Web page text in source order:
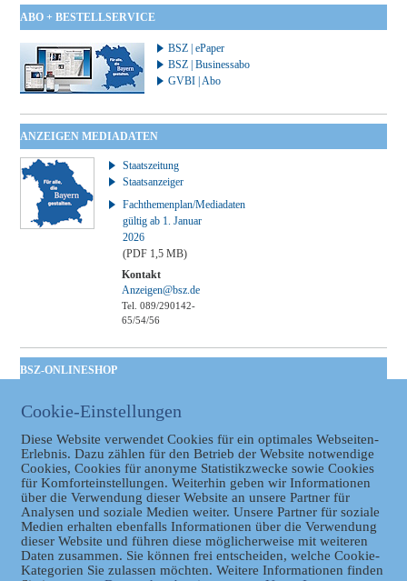
ABO + BESTELLSERVICE
BSZ | ePaper
BSZ | Businessabo
GVBI | Abo
ANZEIGEN MEDIADATEN
Staatszeitung
Staatsanzeiger
Fachthemenplan/Mediadaten
gültig ab 1. Januar
2026
(PDF 1,5 MB)
Kontakt
Anzeigen@bsz.de
Tel. 089/290142-
65/54/56
BSZ-ONLINESHOP
Taschenbuch
GVBl | Einbanddecke
Datenschutz
Cookie-Einstellungen
Diese Website verwendet Cookies für ein optimales Webseiten-
Erlebnis. Dazu zählen für den Betrieb der Website notwendige
Cookies, Cookies für anonyme Statistikzwecke sowie Cookies
für Komforteinstellungen. Weiterhin geben wir Informationen
über die Verwendung dieser Website an unsere Partner für
Analysen und soziale Medien weiter. Unsere Partner für soziale
Medien erhalten ebenfalls Informationen über die Verwendung
dieser Website und führen diese möglicherweise mit weiteren
Daten zusammen. Sie können frei entscheiden, welche Cookie-
Kategorien Sie zulassen möchten. Weitere Informationen finden